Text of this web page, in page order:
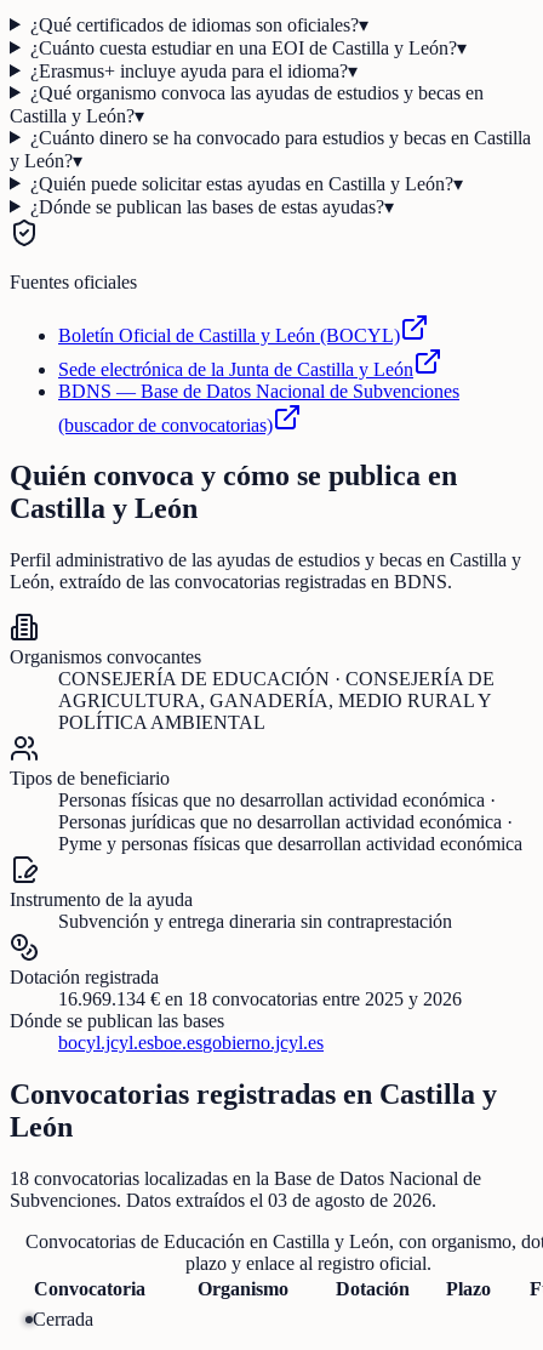
¿Qué certificados de idiomas son oficiales?▾
¿Cuánto cuesta estudiar en una EOI de Castilla y León?▾
¿Erasmus+ incluye ayuda para el idioma?▾
¿Qué organismo convoca las ayudas de estudios y becas en
Castilla y León?▾
¿Cuánto dinero se ha convocado para estudios y becas en Castilla
y León?▾
¿Quién puede solicitar estas ayudas en Castilla y León?▾
¿Dónde se publican las bases de estas ayudas?▾
Fuentes oficiales
Boletín Oficial de Castilla y León (BOCYL)
Sede electrónica de la Junta de Castilla y León
BDNS — Base de Datos Nacional de Subvenciones
(buscador de convocatorias)
Quién convoca y cómo se publica en
Castilla y León
Perfil administrativo de las ayudas de estudios y becas en Castilla y
León, extraído de las convocatorias registradas en BDNS.
Organismos convocantes
CONSEJERÍA DE EDUCACIÓN · CONSEJERÍA DE
AGRICULTURA, GANADERÍA, MEDIO RURAL Y
POLÍTICA AMBIENTAL
Tipos de beneficiario
Personas físicas que no desarrollan actividad económica ·
Personas jurídicas que no desarrollan actividad económica ·
Pyme y personas físicas que desarrollan actividad económica
Instrumento de la ayuda
Subvención y entrega dineraria sin contraprestación
Dotación registrada
16.969.134 € en 18 convocatorias entre 2025 y 2026
Dónde se publican las bases
bocyl.jcyl.esboe.esgobierno.jcyl.es
Convocatorias registradas en Castilla y
León
18 convocatorias localizadas en la Base de Datos Nacional de
Subvenciones. Datos extraídos el 03 de agosto de 2026.
Convocatorias de Educación en Castilla y León, con organismo,
plazo y enlace al registro oficial.
Convocatoria
Organismo Dotación Plazo
Cerrada